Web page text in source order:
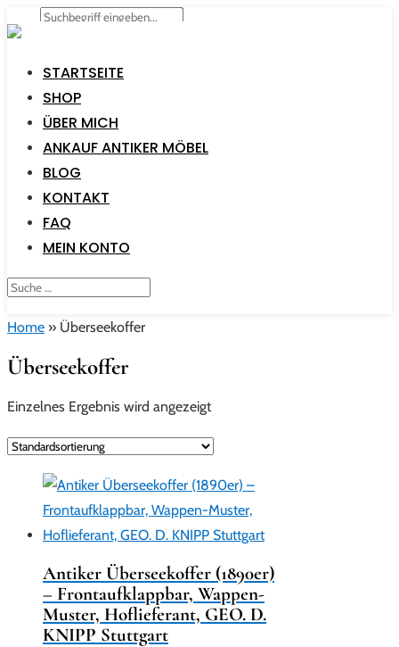
STARTSEITE
SHOP
ÜBER MICH
ANKAUF ANTIKER MÖBEL
BLOG
KONTAKT
FAQ
MEIN KONTO
Home » Überseekoffer
Überseekoffer
Einzelnes Ergebnis wird angezeigt
Antiker Überseekoffer (1890er)
– Frontaufklappbar, Wappen-
Muster, Hoflieferant, GEO. D.
KNIPP Stuttgart